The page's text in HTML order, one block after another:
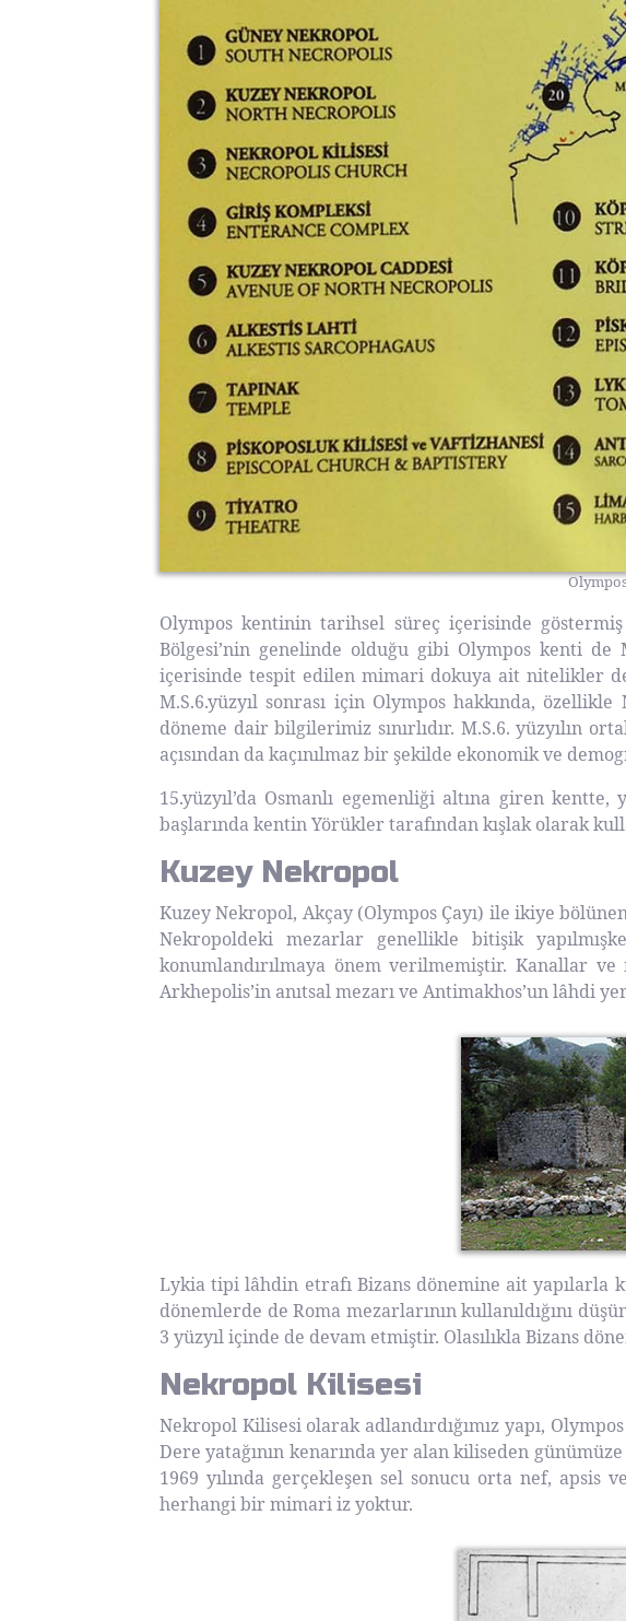
Olympos kentinin tarihsel süreç içerisinde
Bölgesi’nin genelinde olduğu gibi Olympos kenti de
içerisinde tespit edilen mimari dokuya ait nitelikler
M.S.6.yüzyıl sonrası için Olympos hakkında,
döneme dair bilgilerimiz sınırlıdır. M.S.6. yüzyılın
açısından da kaçınılmaz bir şekilde ekonomik ve
15.yüzyıl’da Osmanlı egemenliği altına giren
başlarında kentin Yörükler tarafından kışlak olarak
Kuzey Nekropol
Kuzey Nekropol, Akçay (Olympos Çayı) ile ikiye
Nekropoldeki mezarlar genellikle bitişik
konumlandırılmaya önem verilmemiştir. Kanallar
Arkhepolis’in anıtsal mezarı ve Antimakhos’un lâhdi
Lykia tipi lâhdin etrafı Bizans dönemine ait yapılarla
dönemlerde de Roma mezarlarının kullanıldığını
3 yüzyıl içinde de devam etmiştir. Olasılıkla Bizans
Nekropol Kilisesi
Nekropol Kilisesi olarak adlandırdığımız yapı,
Dere yatağının kenarında yer alan kiliseden
1969 yılında gerçekleşen sel sonucu orta nef, apsis
herhangi bir mimari iz yoktur.